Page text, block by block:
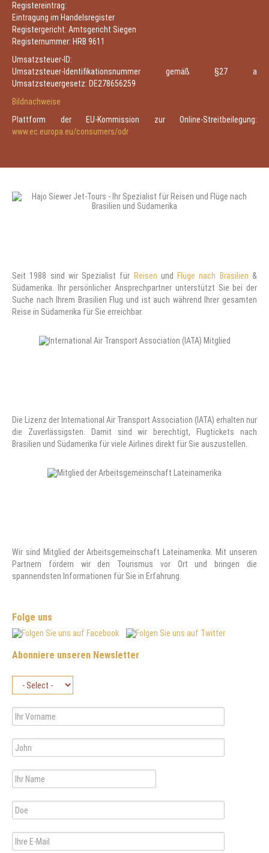
Registereintrag:
Eintragung im Handelsregister
Registergericht: Amtsgericht Siegen
Registernummer: HRB 9611
Umsatzsteuer-ID:
Umsatzsteuer-Identifikationsnummer gemäß §27 a
Umsatzsteuergesetz: DE278656259
Bildnachweise
Plattform der EU-Kommission zur Online-Streitbeilegung:
www.ec.europa.eu/consumers/odr
Seit 1988 sind wir Spezialist für Reisen und Flüge nach Brasilien &
Südamerika. Ihr persönlicher Ansprechpartner unterstützt Sie bei der
Suche nach Ihrem Brasilien Flug und ist auch während Ihrer gesamten
Reise in Südamerika für Sie erreichbar.
Die Lizenz der International Air Transport Association (IATA) erhalten nur
die Zuverlässigsten. Damit sind wir berechtigt, Flugtickets nach
Brasilien und Südamerika für viele Airlines direkt für Sie auszustellen.
Wir sind Mitglied der Arbeitsgemeinschaft Lateinamerika. Mit unseren
Partnern fördern wir den Tourismus vor Ort und bringen die
spannendsten Informationen für Sie in Erfahrung.
Folge uns
Abonniere unseren Newsletter